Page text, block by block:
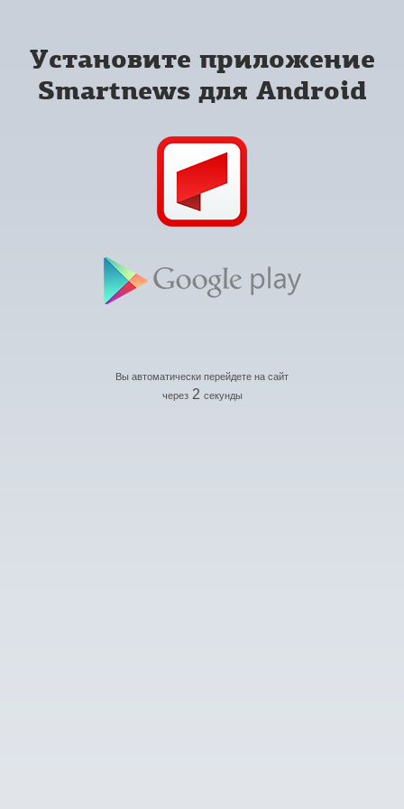
Установите приложение
Smartnews для Android
Вы автоматически перейдете на сайт
через 2 секунды